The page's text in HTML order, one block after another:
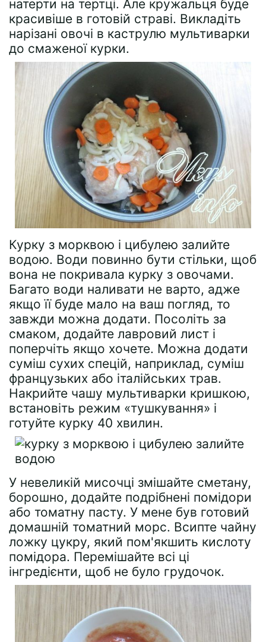
натерти на тертці. Але кружальця буде
красивіше в готовій страві. Викладіть
нарізані овочі в каструлю мультиварки
до смаженої курки.
Курку з морквою і цибулею залийте
водою. Води повинно бути стільки, щоб
вона не покривала курку з овочами.
Багато води наливати не варто, адже
якщо її буде мало на ваш погляд, то
завжди можна додати. Посоліть за
смаком, додайте лавровий лист і
поперчіть якщо хочете. Можна додати
суміш сухих спецій, наприклад, суміш
французьких або італійських трав.
Накрийте чашу мультиварки кришкою,
встановіть режим «тушкування» і
готуйте курку 40 хвилин.
У невеликій мисочці змішайте сметану,
борошно, додайте подрібнені помідори
або томатну пасту. У мене був готовий
домашній томатний морс. Всипте чайну
ложку цукру, який пом'якшить кислоту
помідора. Перемішайте всі ці
інгредієнти, щоб не було грудочок.